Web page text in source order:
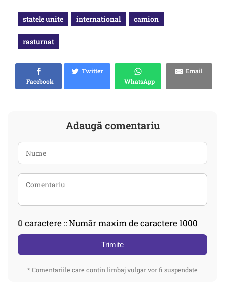
statele unite international camion
rasturnat
Facebook
Twitter
WhatsApp
Email
Adaugă comentariu
0 caractere :: Număr maxim de caractere 1000
Trimite
* Comentariile care contin limbaj vulgar vor fi suspendate